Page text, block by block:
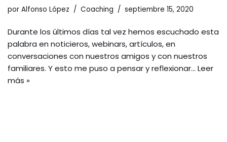
por Alfonso López Coaching septiembre 15, 2020
Durante los últimos días tal vez hemos escuchado esta
palabra en noticieros, webinars, artículos, en
conversaciones con nuestros amigos y con nuestros
familiares. Y esto me puso a pensar y reflexionar… Leer
más »